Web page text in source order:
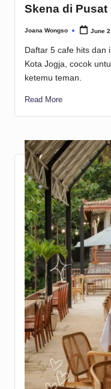
Skena di
Posted
Joana Wongso June
Daftar 5 cafe hits dan
Kota Jogja, cocok
ketemu teman.
Read More